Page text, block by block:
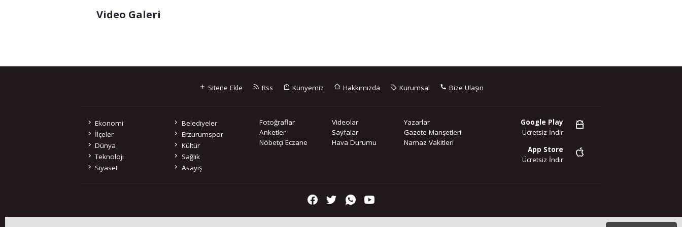
Video Galeri
Sitene Ekle Rss Künyemiz Hakkımızda Kurumsal Bize Ulaşın
Ekonomi
Belediyeler
İlçeler
Erzurumspor
Dünya
Kültür
Teknoloji
Sağlık
Siyaset
Asayiş
Fotoğraflar Videolar
Yazarlar
Anketler
Sayfalar
Gazete Manşetleri
Nöbetçi Eczane
Hava Durumu Namaz Vakitleri
Google Play
Ücretsiz İndir
App Store
Ücretsiz İndir